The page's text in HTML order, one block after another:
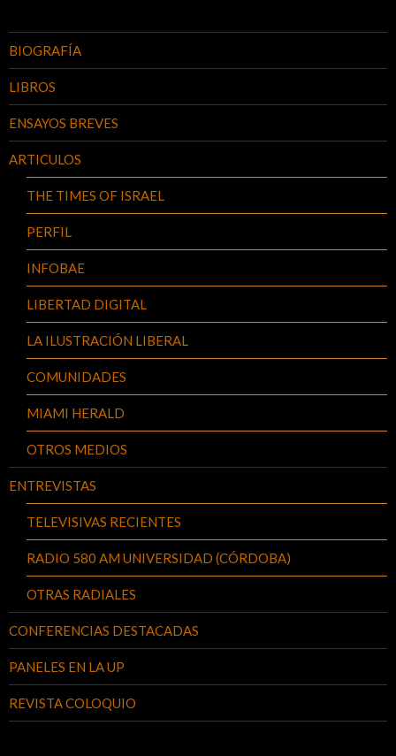
BIOGRAFÍA
LIBROS
ENSAYOS BREVES
ARTICULOS
THE TIMES OF ISRAEL
PERFIL
INFOBAE
LIBERTAD DIGITAL
LA ILUSTRACIÓN LIBERAL
COMUNIDADES
MIAMI HERALD
OTROS MEDIOS
ENTREVISTAS
TELEVISIVAS RECIENTES
RADIO 580 AM UNIVERSIDAD (CÓRDOBA)
OTRAS RADIALES
CONFERENCIAS DESTACADAS
PANELES EN LA UP
REVISTA COLOQUIO